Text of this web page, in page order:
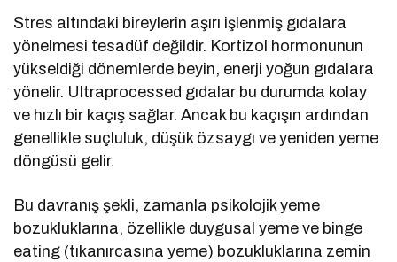
Stres altındaki bireylerin aşırı işlenmiş gıdalara
yönelmesi tesadüf değildir. Kortizol hormonunun
yükseldiği dönemlerde beyin, enerji yoğun gıdalara
yönelir. Ultraprocessed gıdalar bu durumda kolay
ve hızlı bir kaçış sağlar. Ancak bu kaçışın ardından
genellikle suçluluk, düşük özsaygı ve yeniden yeme
döngüsü gelir.
Bu davranış şekli, zamanla psikolojik yeme
bozukluklarına, özellikle duygusal yeme ve binge
eating (tıkanırcasına yeme) bozukluklarına zemin